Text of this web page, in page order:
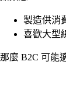
製造供消
喜歡大型
那麼 B2C 可能